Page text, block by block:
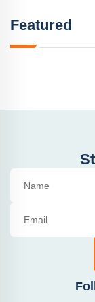
Featured